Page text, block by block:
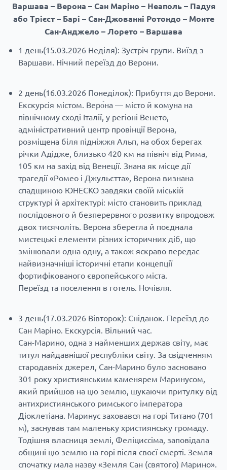
Варшава – Верона – Сан Маріно – Неаполь – Падуя
або Трієст – Барі – Сан-Джованні Ротондо – Монте
Сан-Анджело – Лорето – Варшава
1 день(15.03.2026 Неділя): Зустріч групи. Виїзд з
Варшави. Нічний переїзд до Верони.
2 день(16.03.2026 Понеділок): Прибуття до Верони.
Екскурсія містом. Веро́на — місто й комуна на
північному сході Італії, у регіоні Венето,
адміністративний центр провінції Верона,
розміщена біля підніжжя Альп, на обох берегах
річки Адідже, близько 420 км на північ від Рима,
105 км на захід від Венеції. Знана як місце дії
трагедії «Ромео і Джульєтта», Верона визнана
спадщиною ЮНЕСКО завдяки своїй міській
структурі й архітектурі: місто становить приклад
послідовного й безперервного розвитку впродовж
двох тисячоліть. Верона зберегла й поєднала
мистецькі елементи різних історичних діб, що
змінювали одна одну, а також яскраво передає
найвизначніші історичні етапи концепції
фортифікованого європейського міста.
Переїзд та поселення в готель. Ночівля.
3 день(17.03.2026 Вівторок): Сніданок. Переїзд до
Сан Маріно. Екскурсія. Вільний час.
Сан-Марино, одна з найменших держав світу, має
титул найдавнішої республіки світу. За свідченням
стародавніх джерел, Сан-Марино було засновано
301 року християнським каменярем Маринусом,
який прийшов на цю землю, шукаючи притулку від
антихристиянського римського імператора
Діоклетіана. Маринус заховався на горі Титано (701
м), заснував там маленьку християнську громаду.
Тодішня власниця землі, Феліциссіма, заповідала
общині цю землю на горі після своєї смерті. Земля
спочатку мала назву «Земля Сан (святого) Марино».